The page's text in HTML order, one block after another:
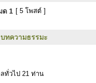
ด 1 [ 5 โพสต์ ]
บทความธรรมะ
ทั่วไป 21 ท่าน